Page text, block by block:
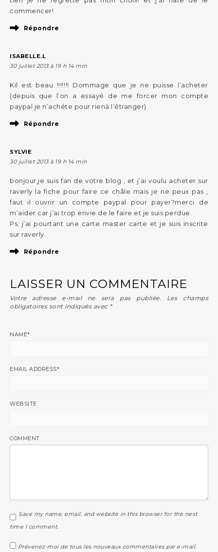
commencer!
Répondre
ISABELLE.L
30 juillet 2013 à 19 h 14 min
Kil est beau !!!!!!! Dommage que je ne puisse l’acheter
(depuis que l’on a essayé de me forcer mon compte
paypal je n’achéte pour rienà l’étranger)
Répondre
SYLVIE
30 juillet 2013 à 19 h 14 min
bonjour,je suis fan de votre blog , et j’ai voulu acheter sur
raverly la fiche pour faire ce châle mais je ne peux pas ,
faut il ouvrir un compte paypal pour payer?merci de
m’aider car j’ai trop envie de le faire et je suis perdue.
Ps; j’ai pourtant une carte master carte et je suis inscrite
sur raverly.
Répondre
LAISSER UN COMMENTAIRE
Votre adresse e-mail ne sera pas publiée.
Les champs
obligatoires sont indiqués avec *
NAME*
EMAIL ADDRESS*
WEBSITE
COMMENT
Save my name, email, and website in this browser for the next
time I comment.
Prévenez-moi de tous les nouveaux commentaires par e-mail.